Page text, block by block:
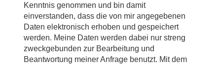
Kenntnis genommen und bin damit
einverstanden, dass die von mir angegebenen
Daten elektronisch erhoben und gespeichert
werden. Meine Daten werden dabei nur streng
zweckgebunden zur Bearbeitung und
Beantwortung meiner Anfrage benutzt. Mit dem